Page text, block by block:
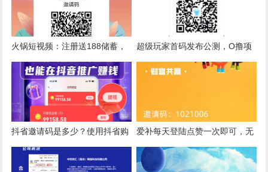
火锅短视频：注册送188储蓄，
每天刷视频赚钱，5元起提
超级玩家首码发布公测，O撸项
目，内含介绍玩法
抖省邀请码是多少？使用抖省购
物是否安全呢？社交电商新赛
道，限时直升顶级！
爱补每天登陆点赞一次即可，无
门槛不看广告一天几十以上